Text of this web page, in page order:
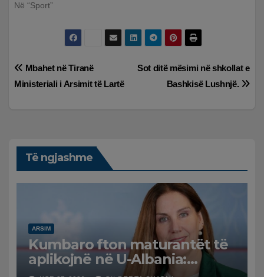
Në “Sport”
Lëvizje
Sot ditë mësimi në shkollat e
Bashkisë Lushnjë.
Mbahet në Tiranë
Ministeriali i Arsimit të Lartë
Të ngjashme
ARSIM
Kumbaro fton maturantët të
aplikojnë në U-Albania:
Zgjidhni sipas dëshirave,